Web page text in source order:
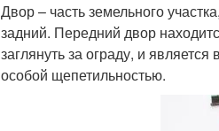
Двор – часть земельного
задний. Передний двор
заглянуть за ограду, и
особой щепетильностью.